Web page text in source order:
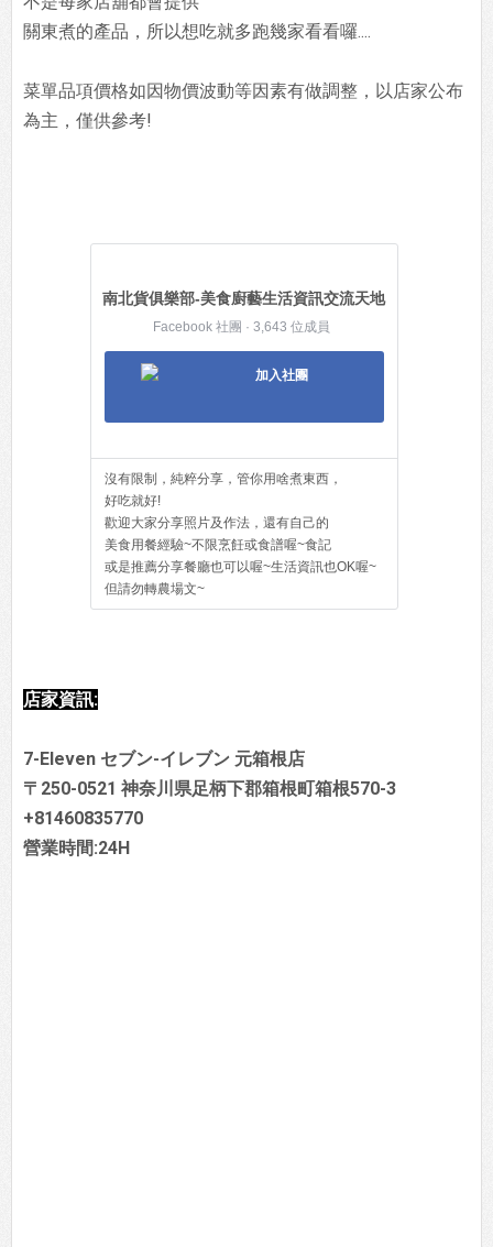
關東煮的產品，所以想吃就多跑幾家看看囉....
菜單品項價格如因物價波動等因素有做調整，以店家公布
為主，僅供參考!
南北貨俱樂部-美食廚藝生活資訊交流天地
Facebook 社團 · 3,643 位成員
加入社團
沒有限制，純粹分享，管你用啥煮東西，
好吃就好!
歡迎大家分享照片及作法，還有自己的
美食用餐經驗~不限烹飪或食譜喔~食記
或是推薦分享餐廳也可以喔~生活資訊也OK喔~
但請勿轉農場文~
店家資訊:
7-Eleven セブン-イレブン 元箱根店
〒250-0521 神奈川県足柄下郡箱根町箱根570-3
+81460835770
營業時間:24H